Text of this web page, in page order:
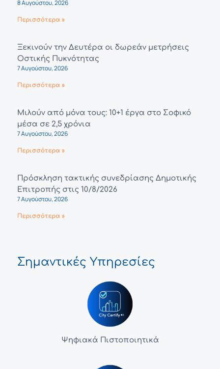
8 Αυγούστου, 2026
Περισσότερα »
Ξεκινούν την Δευτέρα οι δωρεάν μετρήσεις
Οστικής Πυκνότητας
7 Αυγούστου, 2026
Περισσότερα »
Μιλούν από μόνα τους: 10+1 έργα στο Σοφικό
μέσα σε 2,5 χρόνια
7 Αυγούστου, 2026
Περισσότερα »
Πρόσκληση τακτικής συνεδρίασης Δημοτικής
Επιτροπής στις 10/8/2026
7 Αυγούστου, 2026
Περισσότερα »
Σημαντικές Υπηρεσίες
Ψηφιακά Πιστοποιητικά